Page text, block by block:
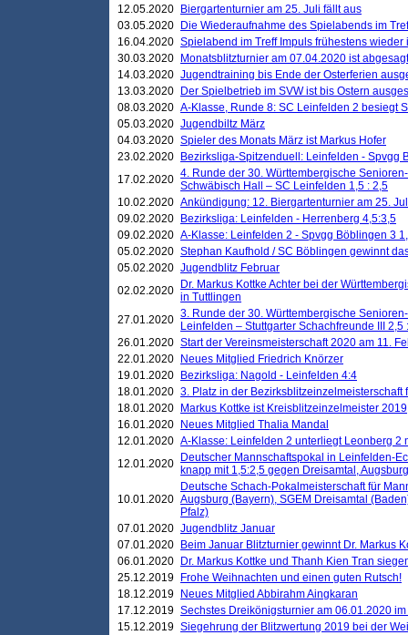
12.05.2020
Biergartenturnier am 25. Juli fällt aus
03.05.2020
Die Wiederaufnahme des Spielabends im
16.04.2020 Spielabend im Treff Impuls frühestens wieder
30.03.2020
Monatsblitzturnier am 07.04.2020 ist abgesagt
14.03.2020 Jugendtraining bis Ende der Osterferien
13.03.2020
Der Spielbetrieb im SVW ist bis Ostern
08.03.2020 A-Klasse, Runde 8: SC Leinfelden 2 besiegt
05.03.2020 Jugendbiltz März
04.03.2020 Spieler des Monats März ist Markus Hofer
23.02.2020
Bezirksliga-Spitzenduell: Leinfelden - Spvgg
17.02.2020 4. Runde der 30. Württembergische
Schwäbisch Hall – SC Leinfelden 1,5 : 2,5
10.02.2020 Ankündigung: 12. Biergartenturnier am 25.
09.02.2020
Bezirksliga: Leinfelden - Herrenberg 4,5:3,5
09.02.2020 A-Klasse: Leinfelden 2 - Spvgg Böblingen 3
05.02.2020 Stephan Kaufhold / SC Böblingen gewinnt
05.02.2020 Jugendblitz Februar
02.02.2020
Dr. Markus Kottke Achter bei der
in Tuttlingen
27.01.2020 3. Runde der 30. Württembergische
Leinfelden – Stuttgarter Schachfreunde III 2,5
26.01.2020 Start der Vereinsmeisterschaft 2020 am 11.
22.01.2020
Neues Mitglied Friedrich Knörzer
19.01.2020
Bezirksliga: Nagold - Leinfelden 4:4
18.01.2020 3. Platz in der Bezirksblitzeinzelmeisterschaft
18.01.2020
Markus Kottke ist Kreisblitzeinzelmeister 2019
16.01.2020
Neues Mitglied Thalia Mandal
12.01.2020 A-Klasse: Leinfelden 2 unterliegt Leonberg 2
12.01.2020
Deutscher Mannschaftspokal in Leinfelden-
knapp mit 1,5:2,5 gegen Dreisamtal,
10.01.2020
Deutsche Schach-Pokalmeisterschaft für
Augsburg (Bayern), SGEM Dreisamtal
Pfalz)
07.01.2020 Jugendblitz Januar
07.01.2020
Beim Januar Blitzturnier gewinnt Dr. Markus
06.01.2020
Dr. Markus Kottke und Thanh Kien Tran
25.12.2019
Frohe Weihnachten und einen guten Rutsch!
18.12.2019
Neues Mitglied Abbirahm Aingkaran
17.12.2019 Sechstes Dreikönigsturnier am 06.01.2020
15.12.2019 Siegehrung der Blitzwertung 2019 bei der